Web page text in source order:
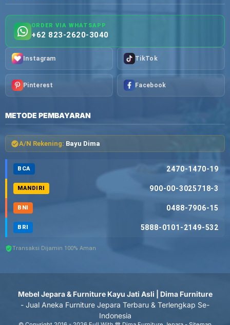
ORDER VIA WHATSAPP
+62 823-2620-3040
Instagram TikTok
Pinterest Facebook
METODE PEMBAYARAN
A/N Rekening: Bayu Dima
BCA 2470-1470-19
MANDIRI 900-00-3025718-3
BNI 0488-7906-15
BRI 5888-0101-2149-532
Transaksi Dijamin 100% Aman
Mebel Jepara & Furniture Kayu Jati Asli | Dima Furniture
- Jual Aneka Furniture Jepara Terbaru & Terlengkap Se-
Indonesia